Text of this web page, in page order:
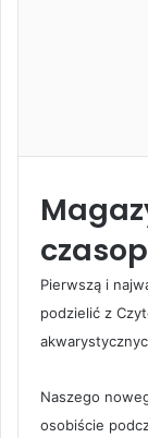
Pierwszą i
podzielić z
Naszego
osobiście